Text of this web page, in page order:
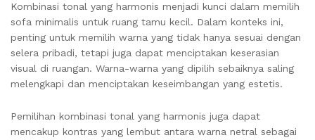
Kombinasi tonal yang harmonis menjadi kunci dalam memilih
sofa minimalis untuk ruang tamu kecil. Dalam konteks ini,
penting untuk memilih warna yang tidak hanya sesuai dengan
selera pribadi, tetapi juga dapat menciptakan keserasian
visual di ruangan. Warna-warna yang dipilih sebaiknya saling
melengkapi dan menciptakan keseimbangan yang estetis.
Pemilihan kombinasi tonal yang harmonis juga dapat
mencakup kontras yang lembut antara warna netral sebagai